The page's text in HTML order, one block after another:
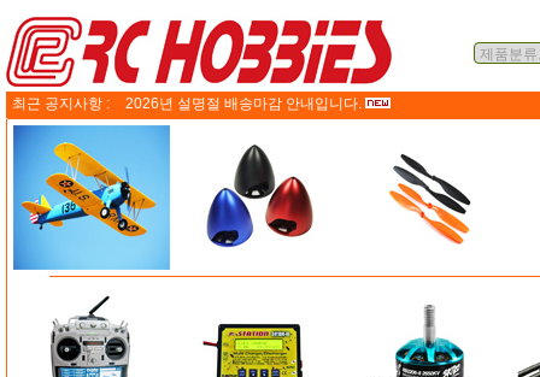
최근 공지사항 : 2026년 설명절 배송마감 안내입니다.